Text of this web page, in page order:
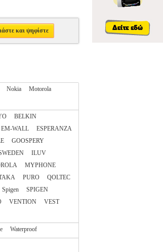
και ψηφίστε
Nokia
Motorola
BELKIN
EM-WALL
ESPERANZA
GOOSPERY
ILUV
MYPHONE
PURO
QOLTEC
Spigen
SPIGEN
VENTION
VEST
Waterproof